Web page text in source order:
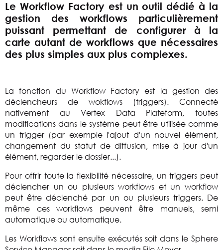
Le Workflow Factory est un outil dédié à la
gestion des workflows particulièrement
puissant permettant de configurer à la
carte autant de workflows que nécessaires
des plus simples aux plus complexes.
La fonction du Workflow Factory est la gestion des
déclencheurs de wokflows (triggers). Connecté
nativement au Vertex Data Plateform, toutes
modifications dans le système peut être utilisée comme
un trigger (par exemple l'ajout d'un nouvel élément,
changement du statut de diffusion, mise à jour d'un
élément, regarder le dossier...).
Pour offrir toute la flexibilité nécessaire, un triggers peut
déclencher un ou plusieurs workflows et un workflow
peut être déclenché par un ou plusieurs triggers. De
même ces workflows peuvent être manuels, semi
automatique ou automatique.
Les Workflows sont ensuite exécutés soit dans le Sphere